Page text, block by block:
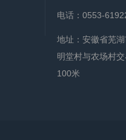
电话：0553-
地址：安徽省芜
明堂村与农场村
100米